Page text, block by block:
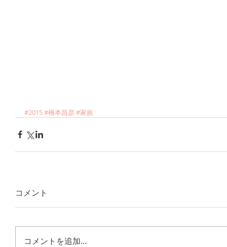
#2015#橋本昌彦#家族
コメント
コメントを追加…